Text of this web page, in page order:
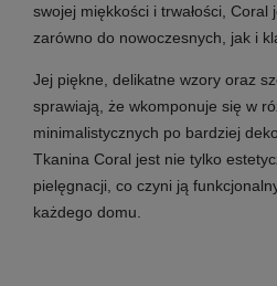
swojej miękkości i trwałości, Coral
zarówno do nowoczesnych, jak i
Jej piękne, delikatne wzory oraz
sprawiają, że wkomponuje się w
minimalistycznych po bardziej
Tkanina Coral jest nie tylko
pielęgnacji, co czyni ją
każdego domu.